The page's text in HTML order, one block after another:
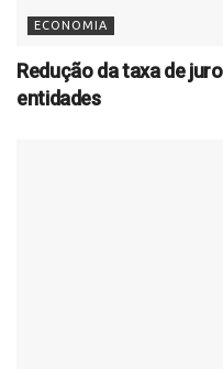
ECONOMIA
Redução da taxa de
entidades